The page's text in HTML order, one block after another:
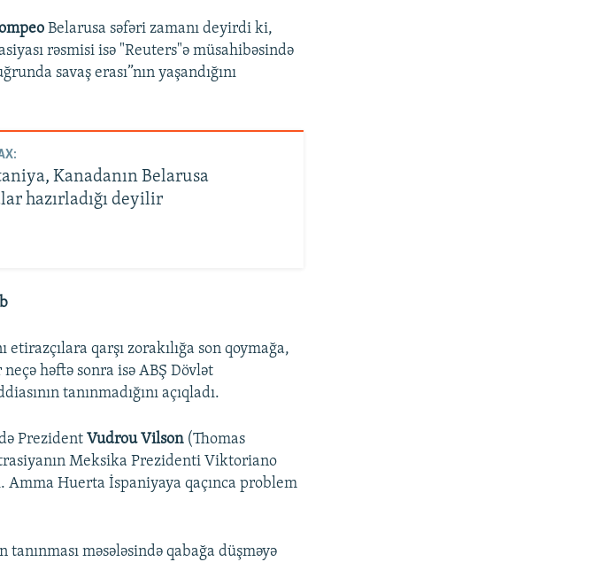
Belarusa səfəri zamanı deyirdi ki,
rəsmisi isə "Reuters"ə müsahibəsində
savaş erası”nın yaşandığını
Kanadanın Belarusa
hazırladığı deyilir
qarşı zorakılığa son qoymağa,
həftə sonra isə ABŞ Dövlət
tanınmadığını açıqladı.
PrezidentVudrou Vilson(Thomas
Meksika Prezidenti Viktoriano
Amma Huerta İspaniyaya qaçınca problem
məsələsində qabağa düşməyə